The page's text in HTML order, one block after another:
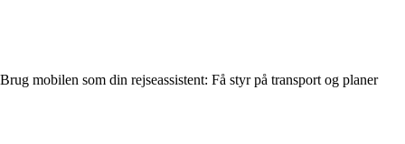
Brug mobilen som din rejseassistent: Få styr på transport og planer